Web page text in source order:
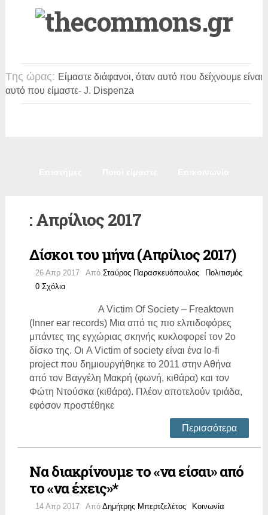
Tης ώρας: Είμαστε διάφανοι, όταν αυτό που δείχνουμε είναι
αυτό που είμαστε- J. Dispenza
:Απρίλιος 2017
Δίσκοι του μήνα (Απρίλιος 2017)
26 Απρ 2017 Από Σταύρος Παρασκευόπουλος
Πολιτισμός
0 Σχόλια
A Victim Of Society – Freaktown
(Inner ear records) Μια από τις πιο ελπιδοφόρες
μπάντες της εγχώριας σκηνής κυκλοφορεί τον 2ο
δίσκο της. Οι A Victim of society είναι ένα lo-fi
project που δημιουργήθηκε το 2011 στην Αθήνα
από τον Βαγγέλη Μακρή (φωνή, κιθάρα) και τον
Φώτη Ντούσκα (κιθάρα). Πλέον αποτελούν τριάδα,
εφόσον προστέθηκε
Περισσότερα
Να διακρίνουμε το «να είσαι» από
το «να έχεις»*
14 Απρ 2017 Από Δημήτρης Μπερτζελέτος
Κοινωνία